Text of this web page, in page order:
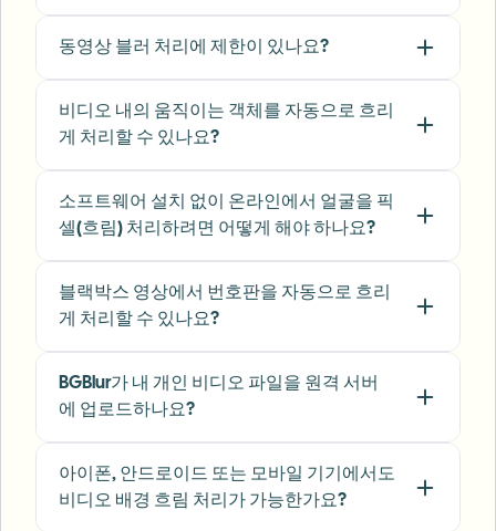
keeps posts compliant and on-brand without
manual editing."
ER
Emma Rodriguez
Social Media Manager •Digital Agency
"I've used many blur filters, but the adaptive
face and plate blur here are the most natural-
LT
Lisa Thompson
" We rely on the motion-aware blur and plate
동영상 블러 처리에 제한이 있나요?
비디오 내의 움직이는 객체를 자동으로 흐리
게 처리할 수 있나요?
소프트웨어 설치 없이 온라인에서 얼굴을 픽
셀(흐림) 처리하려면 어떻게 해야 하나요?
블랙박스 영상에서 번호판을 자동으로 흐리
게 처리할 수 있나요?
BGBlur가 내 개인 비디오 파일을 원격 서버
에 업로드하나요?
아이폰, 안드로이드 또는 모바일 기기에서도
비디오 배경 흐림 처리가 가능한가요?